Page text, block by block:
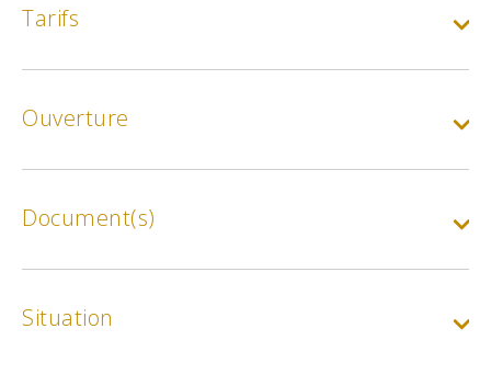
Tarifs
Location du bateau :
Ouverture
Document(s)
Situation